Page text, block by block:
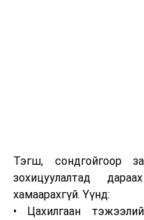
худалдаалах болон
яллах дүгнэлт
шилжүүлсэн байна.
Тэгш, сондгойгоор
зохицуулалтад
хамаарахгүй. Үүнд:
• Цахилгаан